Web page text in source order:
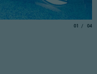
01 of
04